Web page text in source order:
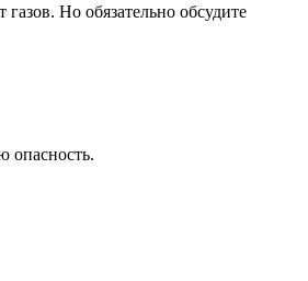
Но обязательно обсудите
опасность.